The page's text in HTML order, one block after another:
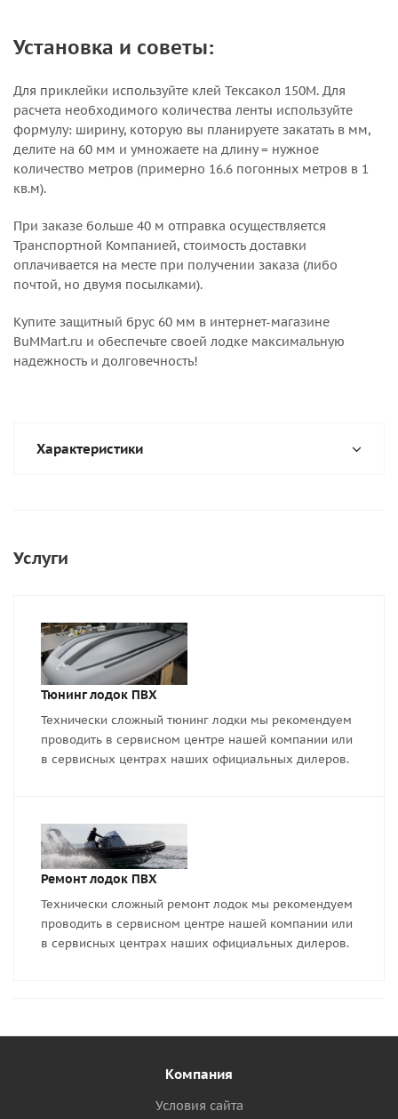
Установка и советы:
Для приклейки используйте клей Тексакол 150М. Для
расчета необходимого количества ленты используйте
формулу: ширину, которую вы планируете закатать в мм,
делите на 60 мм и умножаете на длину = нужное
количество метров (примерно 16.6 погонных метров в 1
кв.м).
При заказе больше 40 м отправка осуществляется
Транспортной Компанией, стоимость доставки
оплачивается на месте при получении заказа (либо
почтой, но двумя посылками).
Купите защитный брус 60 мм в интернет-магазине
BuMMart.ru и обеспечьте своей лодке максимальную
надежность и долговечность!
Характеристики
Услуги
Тюнинг лодок ПВХ
Технически сложный тюнинг лодки мы рекомендуем
проводить в сервисном центре нашей компании или
в сервисных центрах наших официальных дилеров.
Ремонт лодок ПВХ
Технически сложный ремонт лодок мы рекомендуем
проводить в сервисном центре нашей компании или
в сервисных центрах наших официальных дилеров.
Компания
Условия сайта